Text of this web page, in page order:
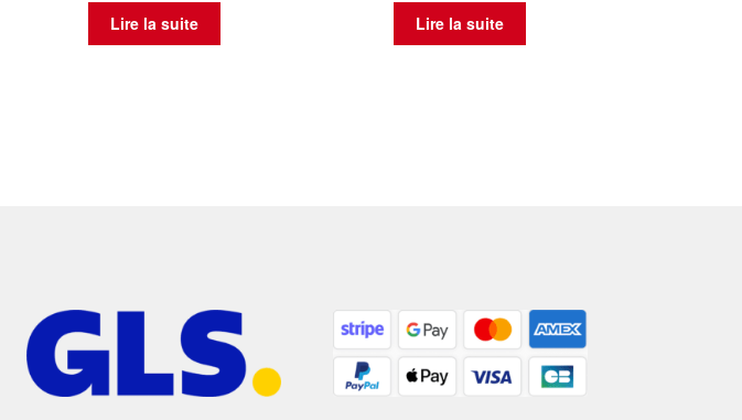
Lire la suite Lire la suite